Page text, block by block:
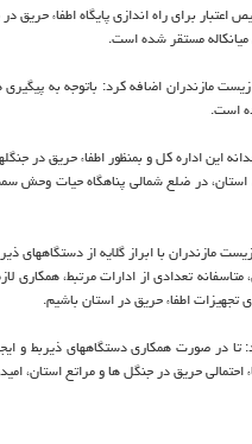
اعتبار برای راه اندازی پایگاه اطفاء حریق
مستقر شده است.
است.
این اداره کل و بمنظور اطفاء حریق در
مازندران با ابراز گلایه از دستگاههای
متاسفانه تعدادی از ادارات مرتبط،
اطفاء حریق در استان باشیم.
تا در صورت همکاری دستگاههای ذیربط و
حریق در جنگل ها و مراتع استان،